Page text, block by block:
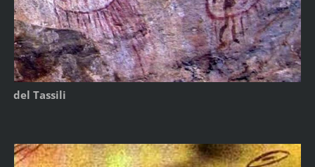
del Tassili